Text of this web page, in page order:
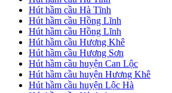
Hút hầm cầu Hà Tĩnh
Hút hầm cầu Hồng Lĩnh
Hút hầm cầu Hồng Lĩnh
Hút hầm cầu Hương Khê
Hút hầm cầu Hương Sơn
Hút hầm cầu huyện Can Lộc
Hút hầm cầu huyện Hương Khê
Hút hầm cầu huyện Lộc Hà